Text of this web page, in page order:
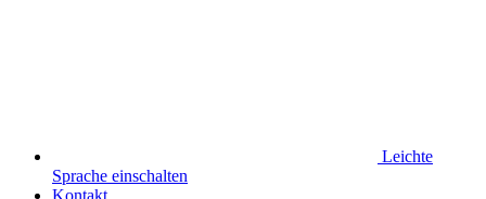
Leichte
Sprache einschalten
Kontakt